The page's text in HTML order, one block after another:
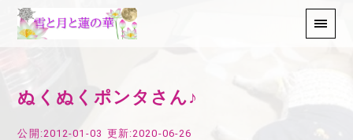
ぬくぬくポンタさん♪
公開:2012-01-03 更新:2020-06-26